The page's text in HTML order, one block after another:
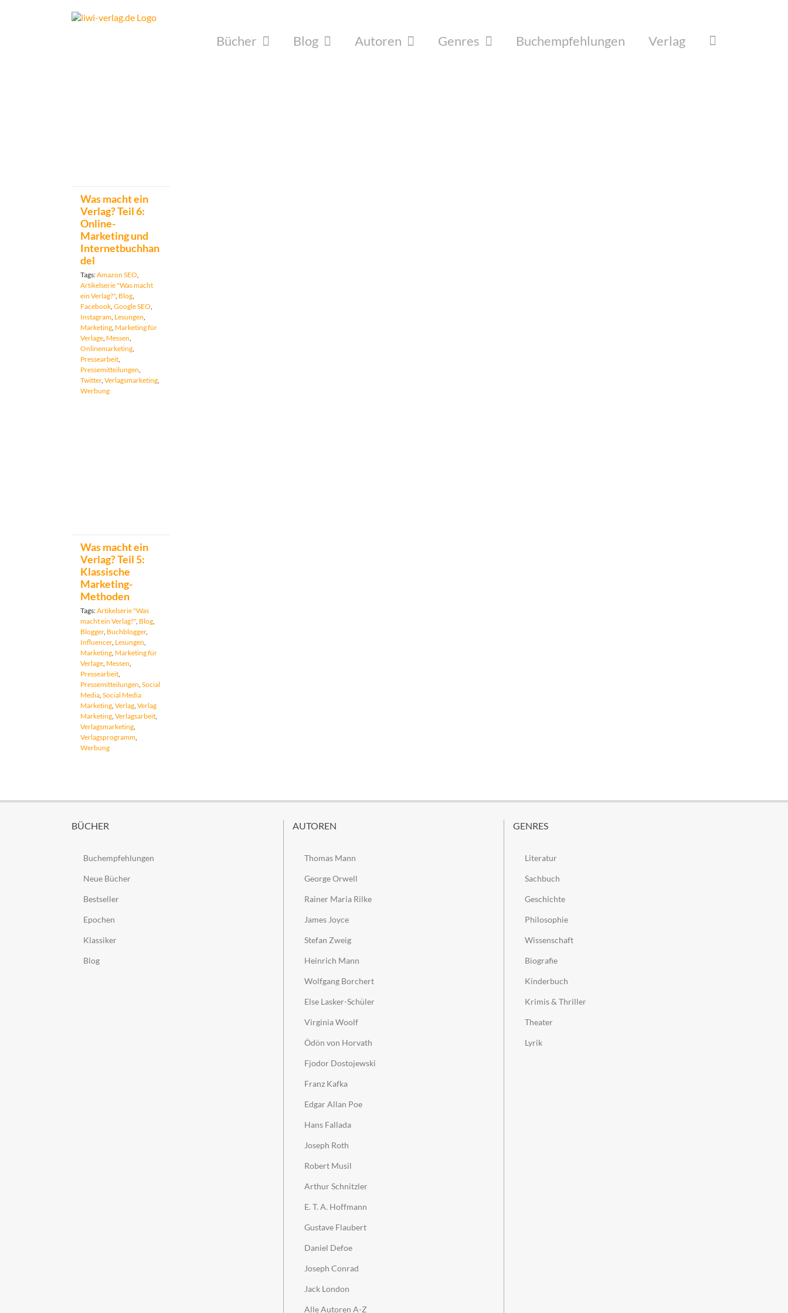
Bücher Blog Autoren Genres Buchempfehlungen Verlag
Was macht ein
Verlag? Teil 6:
Online-
Marketing und
Internetbuchhan
del
Tags:Amazon SEO
Artikelserie "Was macht
ein Verlag?" Blog
Facebook Google SEO
Instagram Lesungen
Marketing Marketing für
Verlage Messen
Onlinemarketing
Pressearbeit
Pressemitteilungen
Twitter, Verlagsmarketing
Werbung
Was macht ein
Verlag? Teil 5:
Klassische
Marketing-
Methoden
Tags:Artikelserie "Was
macht ein Verlag?", Blog,
Blogger, Buchblogger,
Influencer, Lesungen,
Marketing, Marketing für
Verlage, Messen,
Pressearbeit,
Pressemitteilungen, Social
Media, Social Media
Marketing, Verlag, Verlag
Marketing, Verlagsarbeit,
Verlagsmarketing,
Verlagsprogramm,
Werbung
BÜCHER
Buchempfehlungen
Neue Bücher
Bestseller
Epochen
Klassiker
Blog
AUTOREN
Thomas Mann
George Orwell
Rainer Maria Rilke
James Joyce
Stefan Zweig
Heinrich Mann
Wolfgang Borchert
Else Lasker-Schüler
Virginia Woolf
Ödön von Horvath
Fjodor Dostojewski
Franz Kafka
Edgar Allan Poe
Hans Fallada
Joseph Roth
Robert Musil
Arthur Schnitzler
E. T. A. Hoffmann
Gustave Flaubert
Daniel Defoe
Joseph Conrad
Jack London
Alle Autoren A-Z
GENRES
Literatur
Sachbuch
Geschichte
Philosophie
Wissenschaft
Biografie
Kinderbuch
Krimis & Thriller
Theater
Lyrik